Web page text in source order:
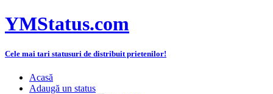
YMStatus.com
Cele mai tari statusuri de distribuit prietenilor!
Acasă
Adaugă un status